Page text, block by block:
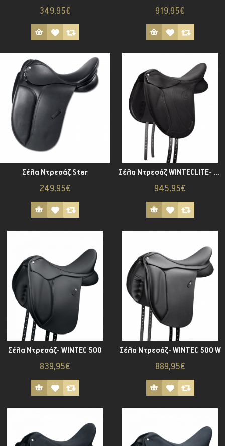
349,95€ 919,95€
Σέλα Ντρεσάζ Star
249,95€
Σέλα Ντρεσάζ WINTECLITE- D´LUX
945,95€
Σέλα Ντρεσάζ- WINTEC 500
839,95€
Σέλα Ντρεσάζ- WINTEC 500 W
889,95€